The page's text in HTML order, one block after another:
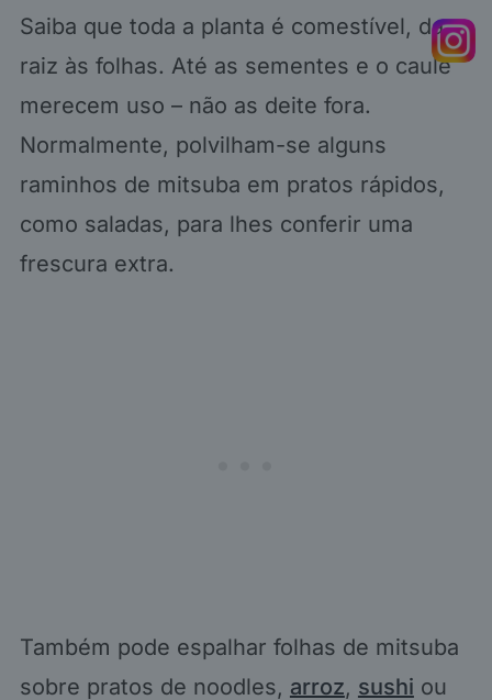
Saiba que toda a planta é comestível, da
raiz às folhas. Até as sementes e o caule
merecem uso – não as deite fora.
Normalmente, polvilham-se alguns
raminhos de mitsuba em pratos rápidos,
como saladas, para lhes conferir uma
frescura extra.
Também pode espalhar folhas de mitsuba
sobre pratos de noodles, arroz, sushi ou